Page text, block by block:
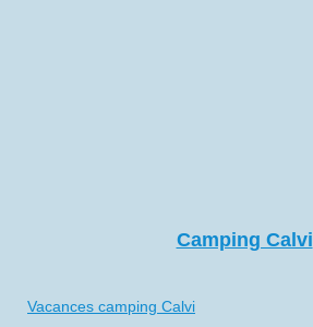
Camping Calvi
Vacances camping Calvi